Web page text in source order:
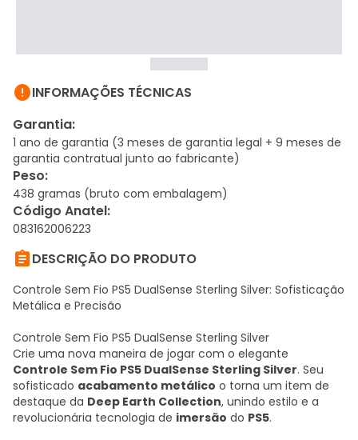
INFORMAÇÕES TÉCNICAS
Garantia:
1 ano de garantia (3 meses de garantia legal + 9 meses de
garantia contratual junto ao fabricante)
Peso:
438 gramas (bruto com embalagem)
Código Anatel:
083162006223
DESCRIÇÃO DO PRODUTO
Controle Sem Fio PS5 DualSense Sterling Silver: Sofisticação
Metálica e Precisão
Controle Sem Fio PS5 DualSense Sterling Silver
Crie uma nova maneira de jogar com o elegante
Controle Sem Fio PS5 DualSense Sterling Silver. Seu
sofisticado acabamento metálico o torna um item de
destaque da Deep Earth Collection, unindo estilo e a
revolucionária tecnologia de imersão do PS5.